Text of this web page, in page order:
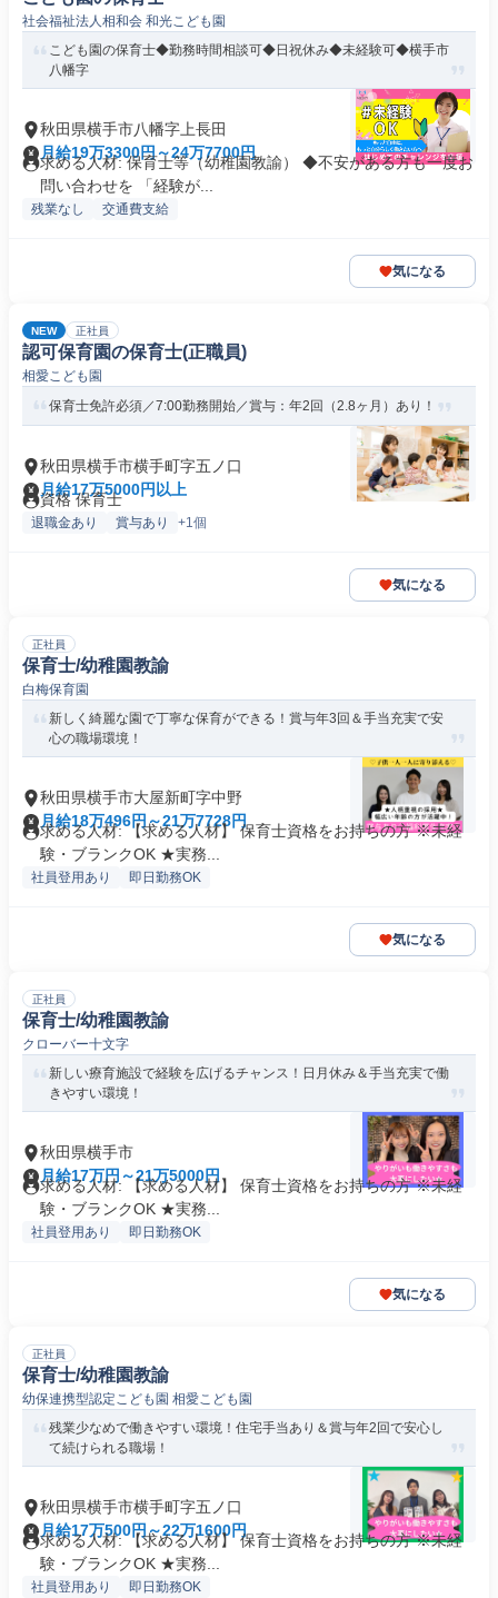
社会福祉法人相和会 和光こども園
こども園の保育士◆勤務時間相談可◆日祝休み◆未経験可◆横手市
八幡字
秋田県横手市八幡字上長田
月給19万3300円～24万7700円
求める人材: 保育士等（幼稚園教諭） ◆不安がある方も一度お
問い合わせを 「経験が...
残業なし 交通費支給
気になる
NEW 正社員
認可保育園の保育士(正職員)
相愛こども園
保育士免許必須／7:00勤務開始／賞与：年2回（2.8ヶ月）あり！
秋田県横手市横手町字五ノ口
月給17万5000円以上
資格 保育士
退職金あり 賞与あり +1個
気になる
正社員
保育士/幼稚園教諭
白梅保育園
新しく綺麗な園で丁寧な保育ができる！賞与年3回＆手当充実で安
心の職場環境！
秋田県横手市大屋新町字中野
月給18万496円～21万7728円
求める人材: 【求める人材】 保育士資格をお持ちの方 ※未経
験・ブランクOK ★実務...
社員登用あり 即日勤務OK
気になる
正社員
保育士/幼稚園教諭
クローバー十文字
新しい療育施設で経験を広げるチャンス！日月休み＆手当充実で働
きやすい環境！
秋田県横手市
月給17万円～21万5000円
求める人材: 【求める人材】 保育士資格をお持ちの方 ※未経
験・ブランクOK ★実務...
社員登用あり 即日勤務OK
気になる
正社員
保育士/幼稚園教諭
幼保連携型認定こども園 相愛こども園
残業少なめで働きやすい環境！住宅手当あり＆賞与年2回で安心し
て続けられる職場！
秋田県横手市横手町字五ノ口
月給17万500円～22万1600円
求める人材: 【求める人材】 保育士資格をお持ちの方 ※未経
験・ブランクOK ★実務...
社員登用あり 即日勤務OK